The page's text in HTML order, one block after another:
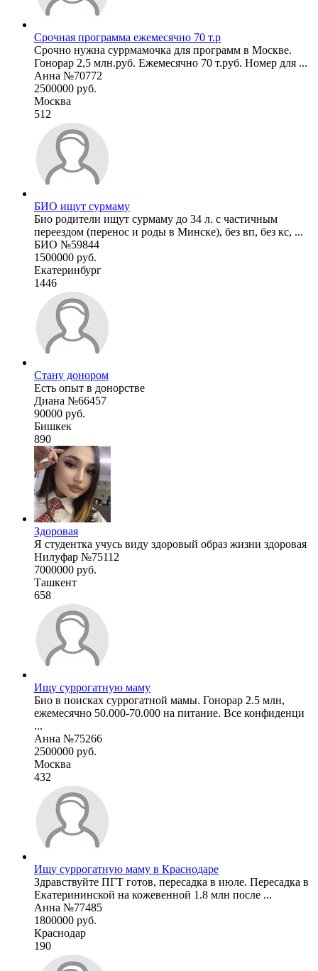
Срочная программа ежемесячно 70 т.р
Срочно нужна суррмамочка для программ в Москве.
Гонорар 2,5 млн.руб. Ежемесячно 70 т.руб. Номер для ...
Анна №70772
2500000 руб.
Москва
512
БИО ищут сурмаму
Био родители ищут сурмаму до 34 л. с частичным
переездом (перенос и роды в Минске), без вп, без кс, ...
БИО №59844
1500000 руб.
Екатеринбург
1446
Стану донором
Есть опыт в донорстве
Диана №66457
90000 руб.
Бишкек
890
Здоровая
Я студентка учусь виду здоровый образ жизни здоровая
Нилуфар №75112
7000000 руб.
Ташкент
658
Ищу суррогатную маму
Био в поисках суррогатной мамы. Гонорар 2.5 млн,
ежемесячно 50.000-70.000 на питание. Все конфиденци
...
Анна №75266
2500000 руб.
Москва
432
Ищу суррогатную маму в Краснодаре
Здравствуйте ПГТ готов, пересадка в июле. Пересадка в
Екатерининской на кожевенной 1.8 млн после ...
Анна №77485
1800000 руб.
Краснодар
190